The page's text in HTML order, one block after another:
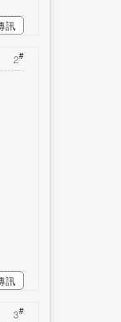
訊
2#
訊
3#